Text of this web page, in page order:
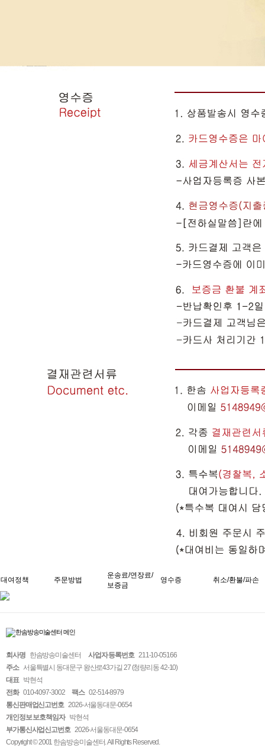
대여정책 주문방법
운송료/연장료/
보증금
영수증 취소/환불/파손
회사명 한솜방송미술센터 사업자 등록번호 211-10-05166
주소 서울특별시 동대문구 왕산로43가길 27 (청량리동 42-10)
대표 박현석
전화 010-4097-3002 팩스 02-514-8979
통신판매업신고번호 2026-서울동대문-0654
개인정보 보호책임자 박현석
부가통신사업신고번호 2026-서울동대문-0654
Copyright © 2001 한솜방송미술센터. All Rights Reserved.